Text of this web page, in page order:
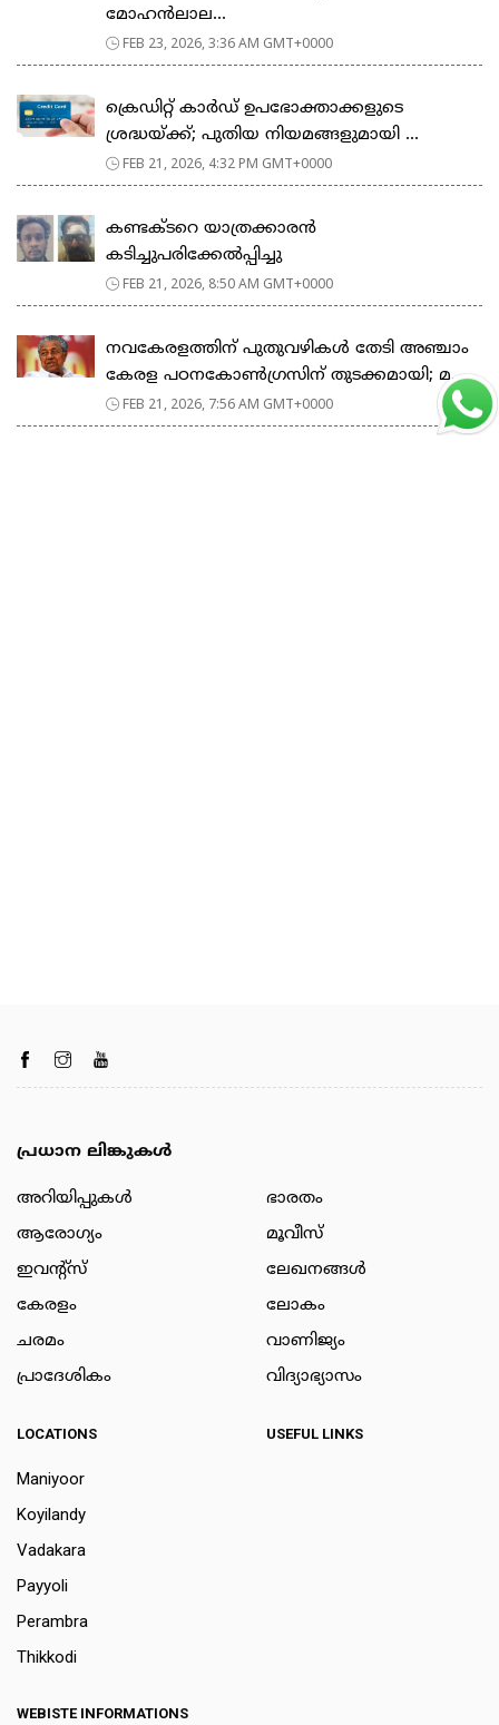
മോഹൻലാല...
FEB 23, 2026, 3:36 AM GMT+0000
ക്രെഡിറ്റ് കാർഡ് ഉപഭോക്താക്കളുടെ
ശ്രദ്ധയ്ക്ക്; പുതിയ നിയമങ്ങളുമായി ...
FEB 21, 2026, 4:32 PM GMT+0000
കണ്ടക്ടറെ യാത്രക്കാരൻ
കടിച്ചുപരിക്കേൽപ്പിച്ചു
FEB 21, 2026, 8:50 AM GMT+0000
നവകേരളത്തിന് പുതുവഴികൾ തേടി അഞ്ചാം
കേരള പഠനകോൺഗ്രസിന് തുടക്കമായി; മ...
FEB 21, 2026, 7:56 AM GMT+0000
പ്രധാന ലിങ്കുകൾ
അറിയിപ്പുകള്‍
ആരോഗ്യം
ഇവന്റ്സ്
കേരളം
ചരമം
പ്രാദേശികം
ഭാരതം
മൂവീസ്
ലേഖനങ്ങള്‍
ലോകം
വാണിജ്യം
വിദ്യാഭ്യാസം
LOCATIONS
Maniyoor
Koyilandy
Vadakara
Payyoli
Perambra
Thikkodi
USEFUL LINKS
WEBISTE INFORMATIONS